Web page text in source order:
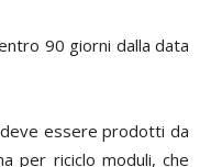
90 giorni dalla data
essere prodotti da
per riciclo moduli, che